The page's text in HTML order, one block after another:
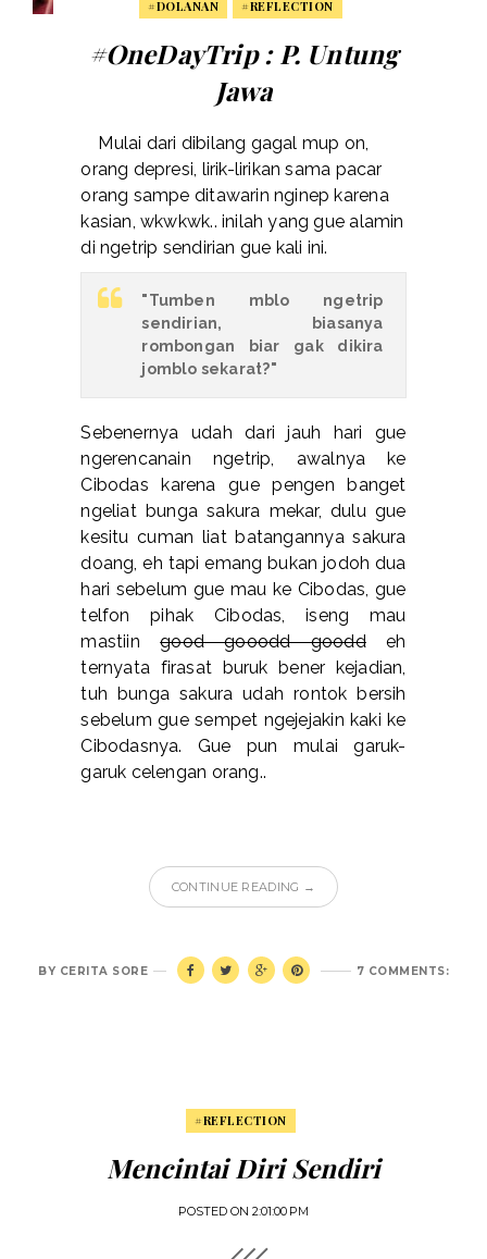
#DOLANAN #REFLECTION
#OneDayTrip : P. Untung
Jawa
Mulai dari dibilang gagal mup on,
orang depresi, lirik-lirikan sama pacar
orang sampe ditawarin nginep karena
kasian, wkwkwk.. inilah yang gue alamin
di ngetrip sendirian gue kali ini.
"Tumben mblo ngetrip
sendirian, biasanya
rombongan biar gak dikira
jomblo sekarat?"
Sebenernya udah dari jauh hari gue
ngerencanain ngetrip, awalnya ke
Cibodas karena gue pengen banget
ngeliat bunga sakura mekar, dulu gue
kesitu cuman liat batangannya sakura
doang, eh tapi emang bukan jodoh dua
hari sebelum gue mau ke Cibodas, gue
telfon pihak Cibodas, iseng mau
mastiingood gooodd gooddeh
ternyata firasat buruk bener kejadian,
tuh bunga sakura udah rontok bersih
sebelum gue sempet ngejejakin kaki ke
Cibodasnya. Gue pun mulai garuk-
garuk celengan orang..
CONTINUE READING →
7 COMMENTS:
BY CERITA SORE
#REFLECTION
Mencintai Diri Sendiri
POSTED ON 2:01:00 PM